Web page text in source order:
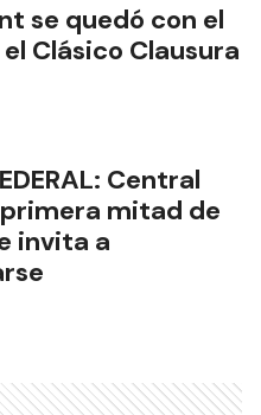
se quedó con el
Clásico Clausura
Central
mitad de
invita a